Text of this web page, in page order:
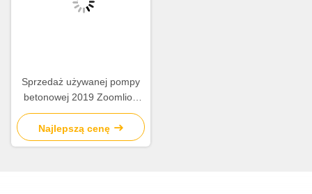
Sprzedaż używanej pompy
betonowej 2019 Zoomlion
63m Pump Truck
ZLJ5440THBBE
Najlepszą cenę